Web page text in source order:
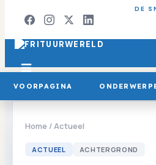
DE
VOORPAGINA
Home /Actueel
ACTUEEL ACHTERGROND